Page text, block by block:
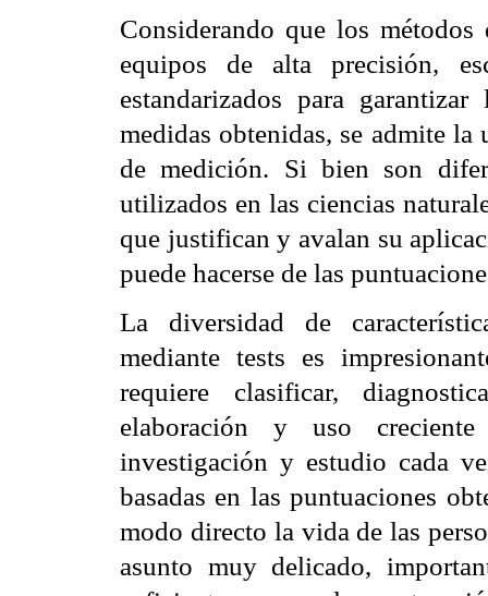
Considerando que los
equipos de alta precisión,
estandarizados para
medidas obtenidas, se admite
de medición. Si bien son
utilizados en las ciencias
que justifican y avalan su
puede hacerse de las
La diversidad de
mediantetests es
requiere clasificar,
elaboración y uso
investigación y estudio cada
basadas en las puntuaciones
modo directo la vida de las
asunto muy delicado,